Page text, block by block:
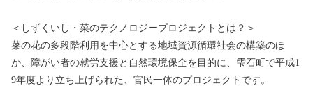
＜しずくいし・菜のテクノロジープロジェクトとは？＞
菜の花の多段階利用を中心とする地域資源循環社会の構築のほ
か、障がい者の就労支援と自然環境保全を目的に、雫石町で平成1
9年度より立ち上げられた、官民一体のプロジェクトです。